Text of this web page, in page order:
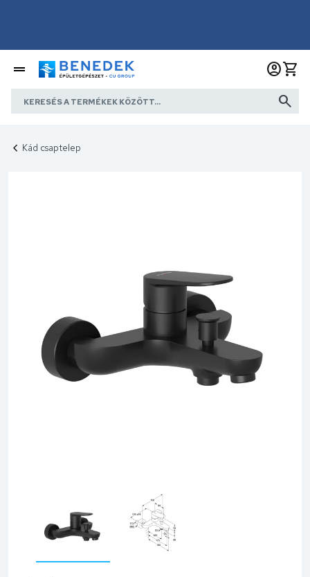
Kád csaptelep